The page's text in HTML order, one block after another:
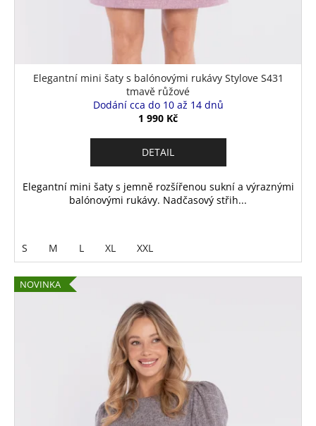
Elegantní mini šaty s balónovými rukávy Stylove S431
tmavě růžové
Dodání cca do 10 až 14 dnů
1 990 Kč
DETAIL
Elegantní mini šaty s jemně rozšířenou sukní a výraznými
balónovými rukávy. Nadčasový střih...
S M L XL XXL
NOVINKA